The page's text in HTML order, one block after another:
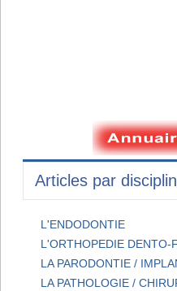
Articles par
L'ENDODONTIE
L'ORTHOPEDIE DENTO-
LA PARODONTIE /
LA PATHOLOGIE /